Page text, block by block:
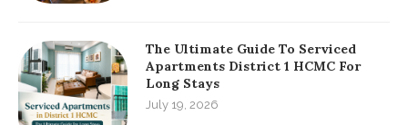
The Ultimate Guide To Serviced
Apartments District 1 HCMC For
Long Stays
July 19, 2026